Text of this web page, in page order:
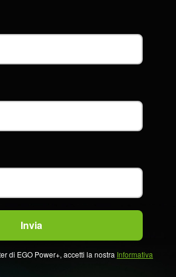
di EGO Power+, accetti la nostra Informativa